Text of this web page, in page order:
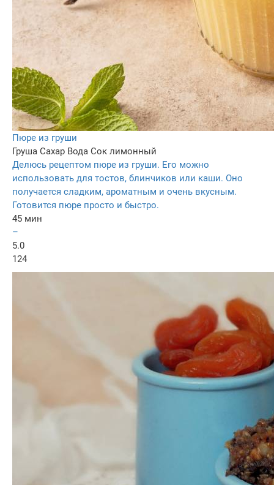
Пюре из груши
Груша Сахар Вода Сок лимонный
Делюсь рецептом пюре из груши. Его можно
использовать для тостов, блинчиков или каши. Оно
получается сладким, ароматным и очень вкусным.
Готовится пюре просто и быстро.
45 мин
–
5.0
124